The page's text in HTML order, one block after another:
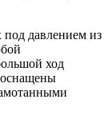
давлением из
ход